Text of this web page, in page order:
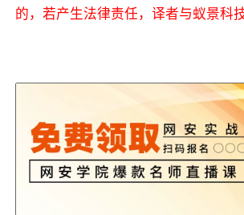
的，若产生法律责任，译者与蚁景科